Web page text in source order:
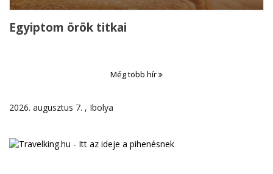
Egyiptom örök titkai
Még több hír
2026. augusztus 7. , Ibolya